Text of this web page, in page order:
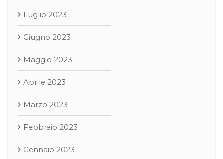
Luglio 2023
Giugno 2023
Maggio 2023
Aprile 2023
Marzo 2023
Febbraio 2023
Gennaio 2023